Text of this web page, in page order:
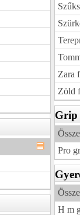
Zara
Zöld
Grip
Pro
H m